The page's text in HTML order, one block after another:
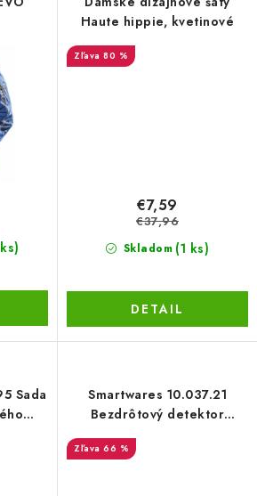
LACNO?
Kontakty, O nás
a Reklamácie
Ako odstúpiť od kúpnej zmluvy
Haute hippie, kvetinové
80 %
Skladom (1 ks)
€7,59
€37,96
DETAIL
Sada
Smartwares 10.037.21
Bezdrôtový detektor
66 %